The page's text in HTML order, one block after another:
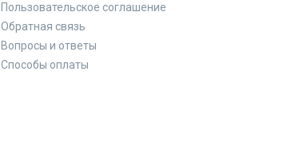
Пользовательское соглашение
Обратная связь
Вопросы и ответы
Способы оплаты